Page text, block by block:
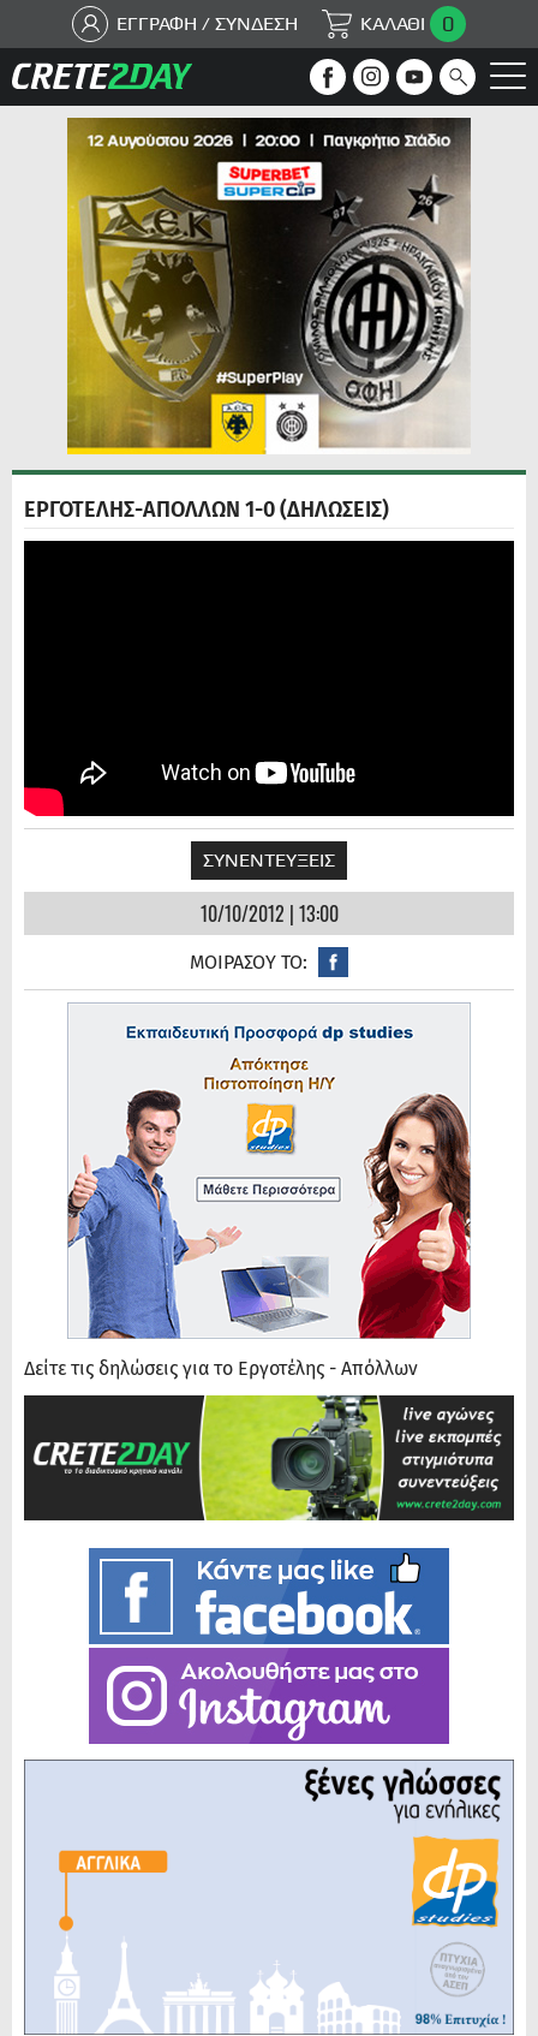
ΕΓΓΡΑΦΗ / ΣΥΝΔΕΣΗ ΚΑΛΑΘΙ 0
ΕΡΓΟΤΕΛΗΣ-ΑΠΟΛΛΩΝ 1-0 (ΔΗΛΩΣΕΙΣ)
ΣΥΝΕΝΤΕΥΞΕΙΣ
10/10/2012 | 13:00
ΜΟΙΡΑΣΟΥ ΤΟ:
Δείτε τις δηλώσεις για το Εργοτέλης - Απόλλων